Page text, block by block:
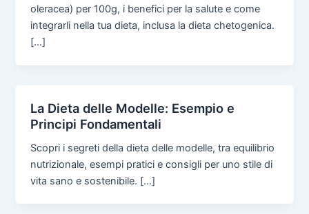
oleracea) per 100g, i benefici per la salute e come
integrarli nella tua dieta, inclusa la dieta chetogenica.
[…]
La Dieta delle Modelle: Esempio e
Principi Fondamentali
Scopri i segreti della dieta delle modelle, tra equilibrio
nutrizionale, esempi pratici e consigli per uno stile di
vita sano e sostenibile. […]